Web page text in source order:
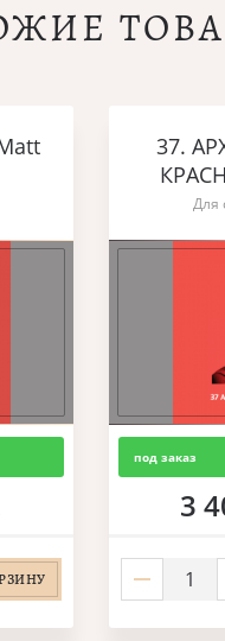
37.
Для
под заказ
3